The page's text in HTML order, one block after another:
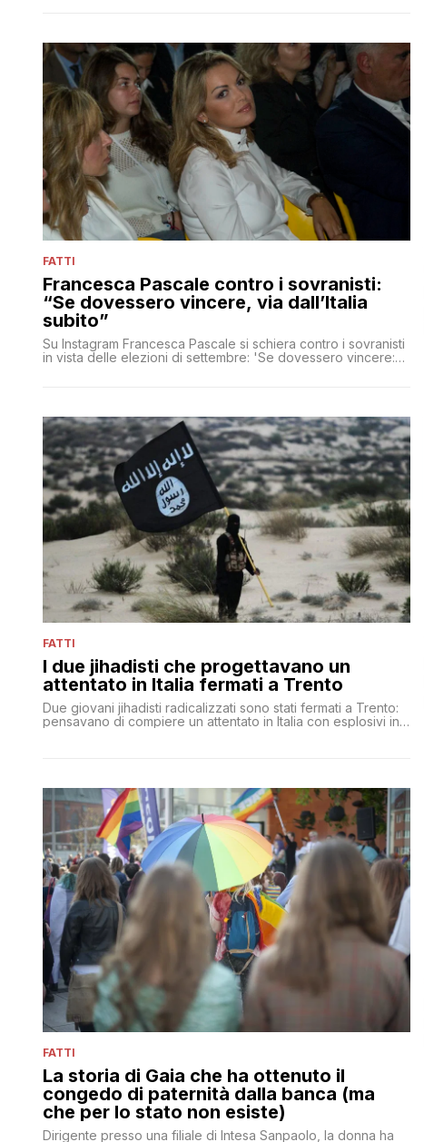
FATTI
Francesca Pascale contro i sovranisti:
“Se dovessero vincere, via dall’Italia
subito”
Su Instagram Francesca Pascale si schiera contro i sovranisti
in vista delle elezioni di settembre: 'Se dovessero vincere:
FATTI
I due jihadisti che progettavano un
attentato in Italia fermati a Trento
Due giovani jihadisti radicalizzati sono stati fermati a Trento:
pensavano di compiere un attentato in Italia con esplosivi in
FATTI
La storia di Gaia che ha ottenuto il
congedo di paternità dalla banca (ma
che per lo stato non esiste)
Dirigente presso una filiale di Intesa Sanpaolo, la donna ha